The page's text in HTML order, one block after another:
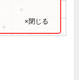
×閉じる